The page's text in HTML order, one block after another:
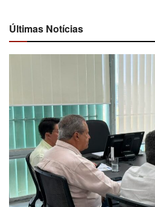
Últimas Notícias